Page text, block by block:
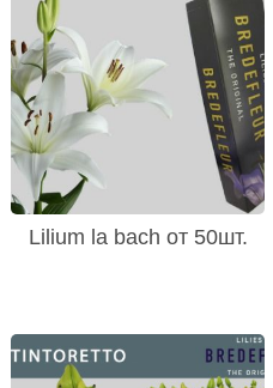
Lilium la bach от 50шт.